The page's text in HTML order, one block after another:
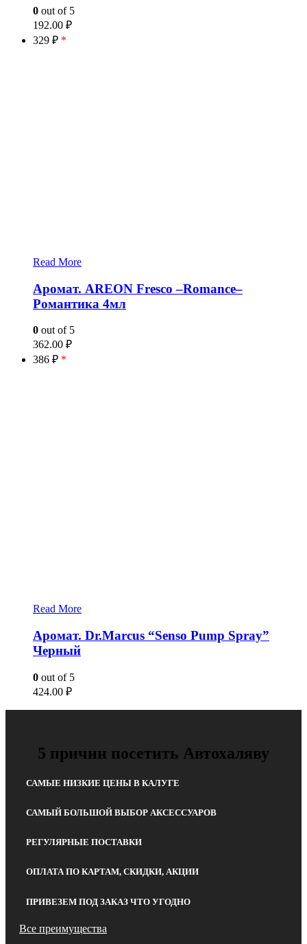
0 out of 5
192.00 ₽
329 ₽ *
Read More
Аромат. AREON Fresco –Romance–
Романтика 4мл
0 out of 5
362.00 ₽
386 ₽ *
Read More
Аромат. Dr.Marcus “Senso Pump Spray”
Черный
0 out of 5
424.00 ₽
5 причин посетить Автохаляву
САМЫЕ НИЗКИЕ ЦЕНЫ В КАЛУГЕ
САМЫЙ БОЛЬШОЙ ВЫБОР АКСЕССУАРОВ
РЕГУЛЯРНЫЕ ПОСТАВКИ
ОПЛАТА ПО КАРТАМ, СКИДКИ, АКЦИИ
ПРИВЕЗЕМ ПОД ЗАКАЗ ЧТО УГОДНО
Все преимущества